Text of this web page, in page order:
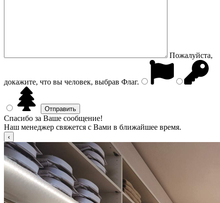
Пожалуйста,
докажите, что вы человек, выбрав Флаг.
Спасибо за Ваше сообщение!
Наш менеджер свяжется с Вами в ближайшее время.